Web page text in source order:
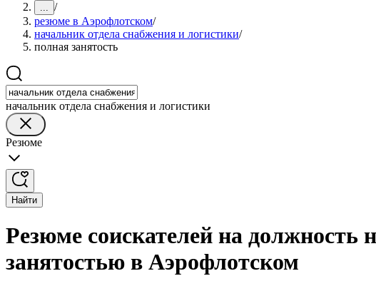
... /
резюме в Аэрофлотском/
начальник отдела снабжения и логистики/
полная занятость
начальник отдела снабжения и логистики
Резюме
Найти
Резюме соискателей на должность
занятостью в Аэрофлотском